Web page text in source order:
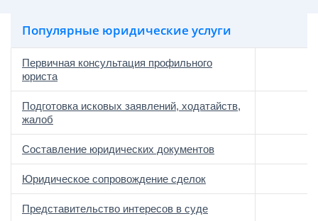
Популярные юридические услуги
Первичная консультация профильного
юриста
Подготовка исковых заявлений, ходатайств,
жалоб
Составление юридических документов
Юридическое сопровождение сделок
Представительство интересов в суде